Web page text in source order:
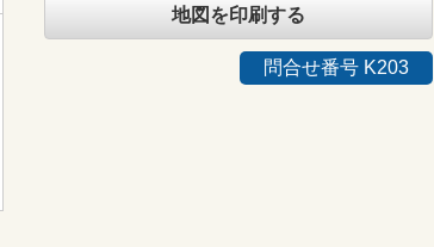
地図を印刷する
問合せ番号 K203